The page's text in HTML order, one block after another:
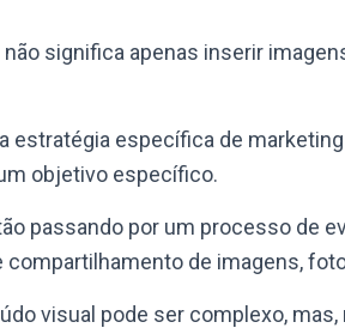
significa apenas inserir
estratégia específica de
objetivo específico.
passando por um processo de
de imagens,
visual pode ser complexo, mas,